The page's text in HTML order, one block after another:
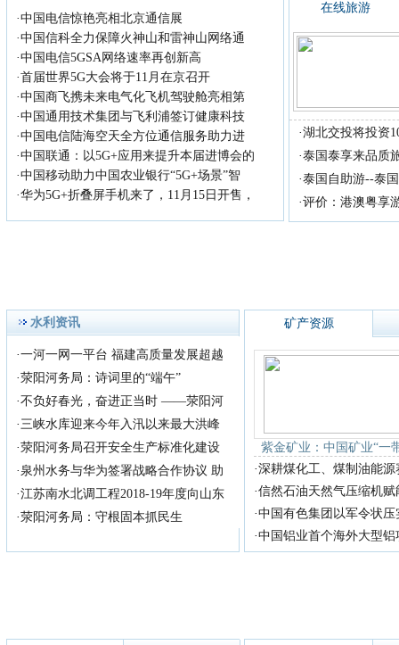
年会
励志歌手杨洪强放歌中国
演艺又见山里红
励志歌手杨洪强放歌中国演艺
又见山里红 首届《放歌中国》
歌手
哇！湖南大事件，这道
【美丽风景线】竟
在蜿蜒千里的湘江中游、
五岳独秀的衡山之南，有一座
历史
报以歌唱 --关于
赛全国总决赛！
首届《放歌中国》歌手大
赛组织委员会，拟定于2018年
·中国电信惊艳亮相北京通信展
·中国信科全力保障火神山和雷神山网络通
·中国电信5GSA网络速率再创新高
·首届世界5G大会将于11月在京召开
·中国商飞携未来电气化飞机驾驶舱亮相第
·中国通用技术集团与飞利浦签订健康科技
·中国电信陆海空天全方位通信服务助力进
·中国联通：以5G+应用来提升本届进博会的
·中国移动助力中国农业银行“5G+场景”智
·华为5G+折叠屏手机来了，11月15日开售，
在线旅游
·湖北交投将投资
·泰国泰享来品质
·泰国自助游--泰
·评价：港澳粤享
水利资讯
·一河一网一平台 福建高质量发展超越
·荥阳河务局：诗词里的“端午”
·不负好春光，奋进正当时 ——荥阳河
·三峡水库迎来今年入汛以来最大洪峰
·荥阳河务局召开安全生产标准化建设
· 泉州水务与华为签署战略合作协议 助
·江苏南水北调工程2018-19年度向山东
·荥阳河务局：守根固本抓民生
矿产资源
紫金矿业：中国矿业“一
·深耕煤化工、煤制油能
·信然石油天然气压缩机
·中国有色集团以军令状
·中国铝业首个海外大型